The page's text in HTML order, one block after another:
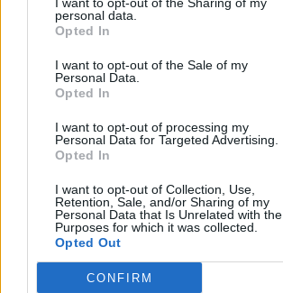
personal data.
Opted In
I want to opt-out of the Sale of my
Personal Data.
Opted In
I want to opt-out of processing my
Personal Data for Targeted Advertising.
Opted In
I want to opt-out of Collection, Use,
Retention, Sale, and/or Sharing of my
Personal Data that Is Unrelated with the
Purposes for which it was collected.
Opted Out
CONFIRM